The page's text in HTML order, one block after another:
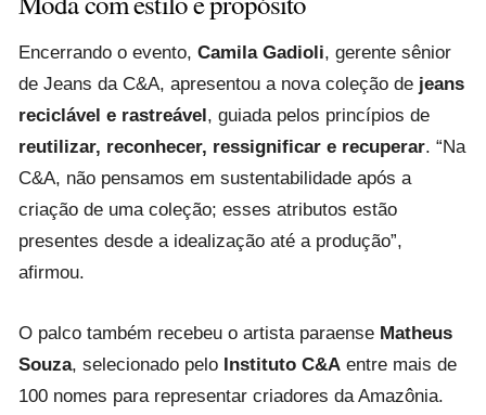
Encerrando o evento, Camila Gadioli, gerente sênior
de Jeans da C&A, apresentou a nova coleção de jeans
reciclável e rastreável, guiada pelos princípios de
reutilizar, reconhecer, ressignificar e recuperar. “Na
C&A, não pensamos em sustentabilidade após a
criação de uma coleção; esses atributos estão
presentes desde a idealização até a produção”,
afirmou.
O palco também recebeu o artista paraense Matheus
Souza, selecionado pelo Instituto C&A entre mais de
100 nomes para representar criadores da Amazônia.